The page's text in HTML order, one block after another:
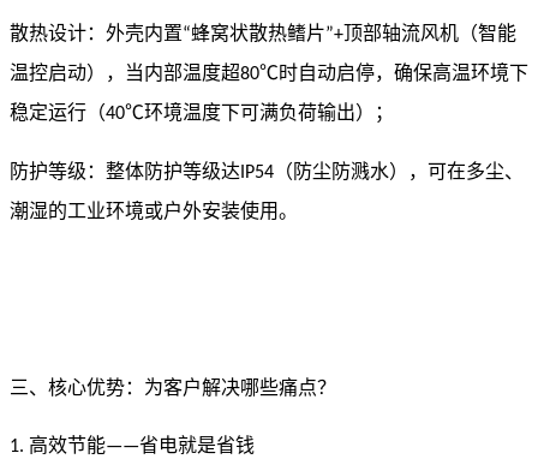
散热设计：外壳内置“蜂窝状散热鳍片”+顶部轴流风机（智能
温控启动），当内部温度超80℃时自动启停，确保高温环境下
稳定运行（40℃环境温度下可满负荷输出）；
防护等级：整体防护等级达 IP54 （防尘防溅水），可在多尘、
潮湿的工业环境或户外安装使用。
三、核心优势：为客户解决哪些痛点？
1. 高效节能——省电就是省钱